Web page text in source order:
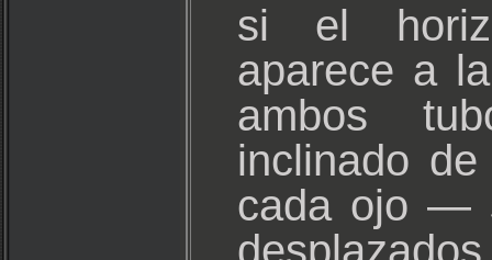
si el
aparece a
ambos
inclinado
cada ojo —